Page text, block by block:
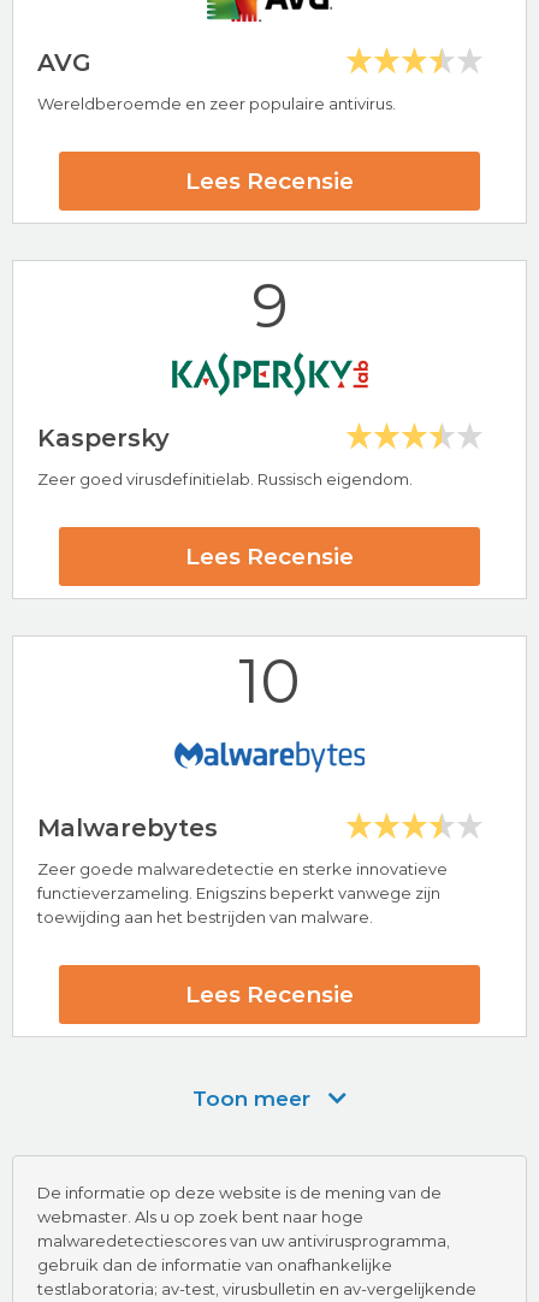
Populaire antivirus provider
Avast Beoordeling
Bezoek nu Avast
AVG
Wereldberoemde en zeer populaire antivirus.
Lees Recensie
24/7 klantenservice
9
Kaspersky
Zeer goed virusdefinitielab. Russisch eigendom.
Lees Recensie
Hoogtepunten
24/7 klantenservice
Bezoek nu Kaspersky
10
Malwarebytes
Zeer goede malwaredetectie en sterke innovatieve
functieverzameling. Enigszins beperkt vanwege zijn
toewijding aan het bestrijden van malware.
Lees Recensie
Toon meer
De informatie op deze website is de mening van de
webmaster. Als u op zoek bent naar hoge
malwaredetectiescores van uw antivirusprogramma,
gebruik dan de informatie van onafhankelijke
testlaboratoria; av-test, virusbulletin en av-vergelijkende